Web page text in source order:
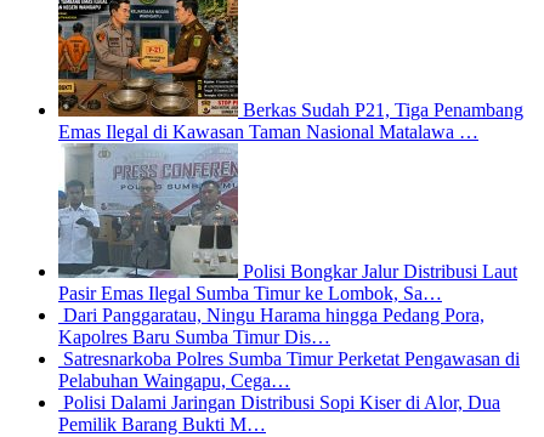
Berkas Sudah P21, Tiga Penambang
Emas Ilegal di Kawasan Taman Nasional Matalawa …
Polisi Bongkar Jalur Distribusi Laut
Pasir Emas Ilegal Sumba Timur ke Lombok, Sa…
Dari Panggaratau, Ningu Harama hingga Pedang Pora,
Kapolres Baru Sumba Timur Dis…
Satresnarkoba Polres Sumba Timur Perketat Pengawasan di
Pelabuhan Waingapu, Cega…
Polisi Dalami Jaringan Distribusi Sopi Kiser di Alor, Dua
Pemilik Barang Bukti M…